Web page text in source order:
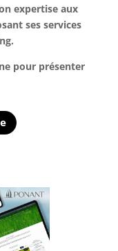
expertise aux
ses services
pour présenter